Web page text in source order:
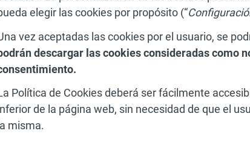
elegir las cookies por propósito (“
vez aceptadas las cookies por el usuario, se
descargar las cookies consideradas como
Política de Cookies deberá ser fácilmente
de la página web, sin necesidad de que el
la misma.